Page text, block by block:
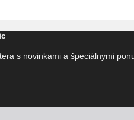
s novinkami a špeciálnymi